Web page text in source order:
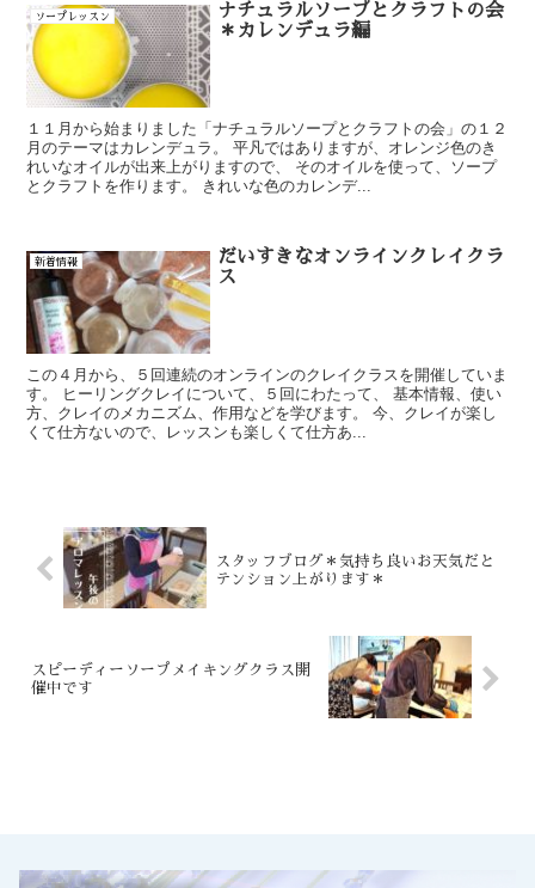
ソープレッスン
ナチュラルソープとクラフトの会
＊カレンデュラ編
１１月から始まりました「ナチュラルソープとクラフトの会」の１２
月のテーマはカレンデュラ。 平凡ではありますが、オレンジ色のき
れいなオイルが出来上がりますので、 そのオイルを使って、ソープ
とクラフトを作ります。 きれいな色のカレンデ...
新着情報
だいすきなオンラインクレイクラ
ス
この４月から、５回連続のオンラインのクレイクラスを開催していま
す。 ヒーリングクレイについて、５回にわたって、 基本情報、使い
方、クレイのメカニズム、作用などを学びます。 今、クレイが楽し
くて仕方ないので、レッスンも楽しくて仕方あ...
スタッフブログ＊気持ち良いお天気だと
テンション上がります＊
スピーディーソープメイキングクラス開
催中です